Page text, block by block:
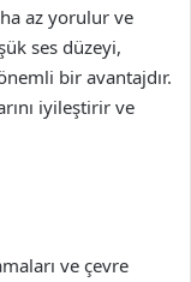
az yorulur ve
ses düzeyi,
bir avantajdır.
iyileştirir ve
ve çevre